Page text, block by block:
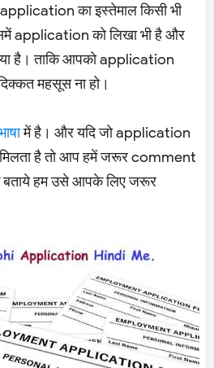
का इस्तेमाल किसी भी
application को लिखा भी है और
है। ताकि आपको application
महसूस ना हो।
में है। और यदि जो application
है तो आप हमें जरूर comment
हम उसे आपके लिए जरूर